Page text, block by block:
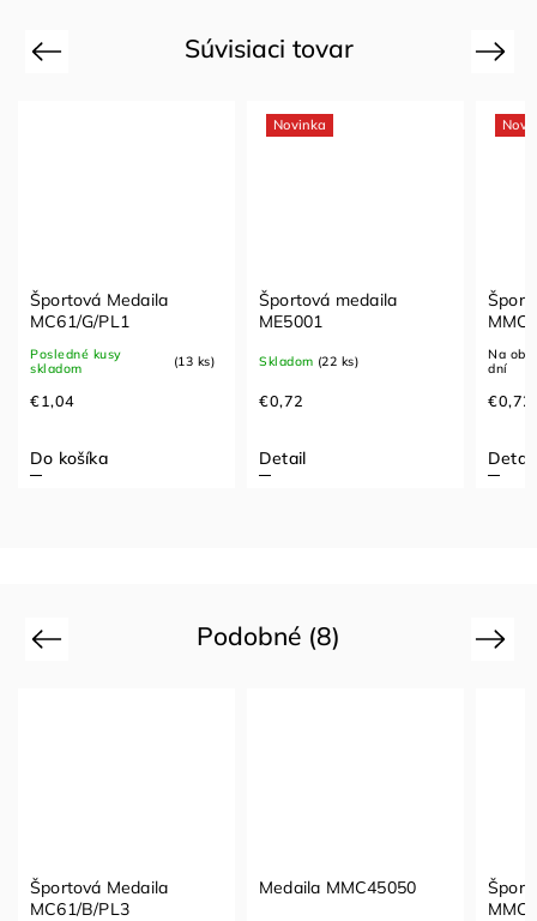
Súvisiaci tovar
Previous
Športová Medaila
MC61/G/PL1
Posledné kusy
skladom
(13 ks)
€1,04
Do košíka
Novinka
Športová medaila
ME5001
Skladom (22 ks)
€0,72
Detail
Na
dní
€0,72
Detail
Next
Podobné (8)
Previous
Športová Medaila
MC61/B/PL3
Medaila MMC45050
Next